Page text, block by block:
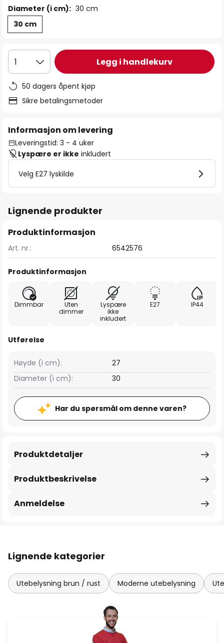
Diameter (i cm): 30 cm
30 cm
1 Legg i handlekurv
50 dagers åpent kjøp
Sikre betalingsmetoder
Informasjon om levering
Leveringstid: 3 - 4 uker
Lyspære er ikke inkludert
Velg E27 lyskilde
Lignende produkter
Produktinformasjon
Art. nr.: 6542576
Produktinformasjon
Dimmbar
Uten
dimmer
Lyspære
ikke
inkludert
E27 IP44
Utførelse
Høyde (i cm):
27
Diameter (i cm):
30
Har du spørsmål om denne varen?
Produktbeskrivelse
Produktdetaljer
Anmeldelse
Lignende kategorier
Utebelysning brun / rust Moderne utebelysning